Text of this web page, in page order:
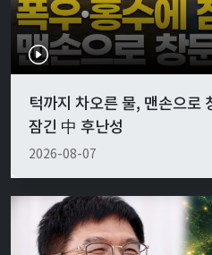
턱까지 차오른 물, 맨손으
잠긴 中 후난성
2026-08-07